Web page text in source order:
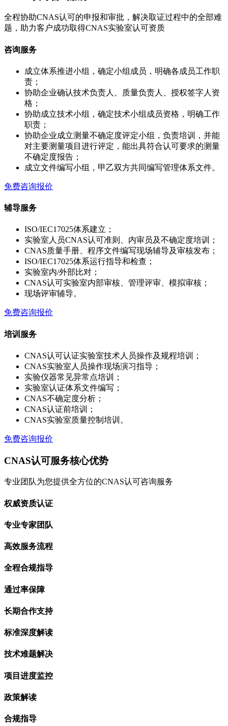
全程协助CNAS认可的申报和审批，解决取证过程中的全部难
题，助力客户成功取得CNAS实验室认可资质
咨询服务
成立体系推进小组，确定小组成员，明确各成员工作职
责；
协助企业确认技术负责人、质量负责人、授权签字人资
格；
协助成立技术小组，确定技术小组成员资格，明确工作
职责；
协助企业成立测量不确定度评定小组，负责培训，并能
对主要测量项目进行评定，能出具符合认可要求的测量
不确定度报告；
成立文件编写小组，甲乙双方共同编写管理体系文件。
免费咨询报价
辅导服务
ISO/IEC17025体系建立；
实验室人员CNAS认可准则、内审员及不确定度培训；
CNAS质量手册、程序文件编写现场辅导及审核发布；
ISO/IEC17025体系运行指导和检查；
实验室内/外部比对；
CNAS认可实验室内部审核、管理评审、模拟审核；
现场评审辅导。
免费咨询报价
培训服务
CNAS认可认证实验室技术人员操作及规程培训；
CNAS实验室人员操作现场演习指导；
实验仪器常见异常点培训；
实验室认证体系文件编写；
CNAS不确定度分析；
CNAS认证前培训；
CNAS实验室质量控制培训。
免费咨询报价
CNAS认可服务核心优势
专业团队为您提供全方位的CNAS认可咨询服务
权威资质认证
专业专家团队
高效服务流程
全程合规指导
通过率保障
长期合作支持
标准深度解读
技术难题解决
项目进度监控
政策解读
合规指导